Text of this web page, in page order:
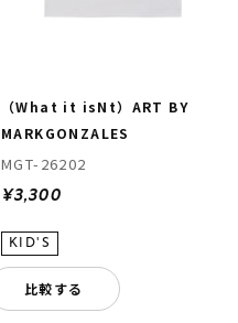
（What it isNt）ART BY
MARKGONZALES
MGT-26202
¥3,300
比較する